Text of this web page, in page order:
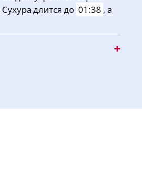
18:51 21:06
длится до 01:38 , а